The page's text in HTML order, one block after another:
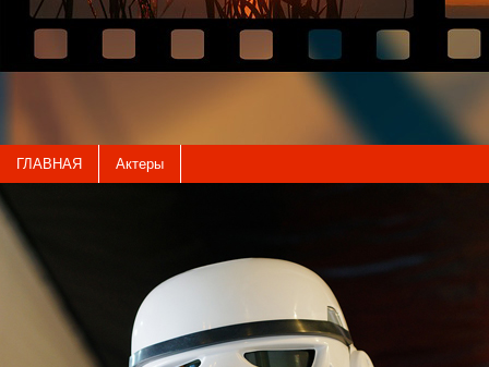
ГЛАВНАЯ Актеры